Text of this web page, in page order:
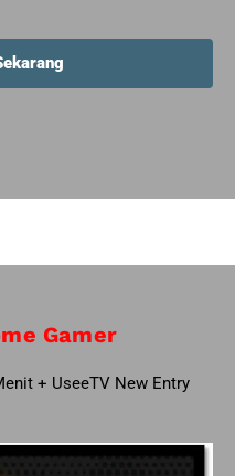
Gamer
+ UseeTV New Entry